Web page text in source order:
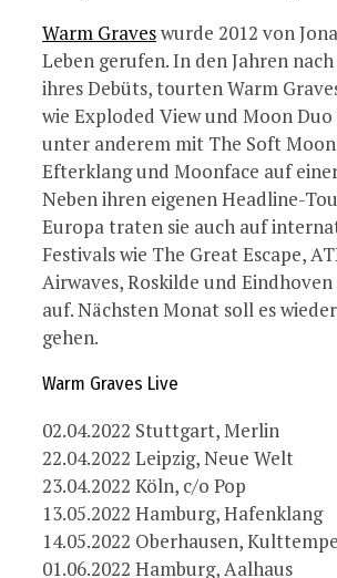
Warm Graveswurde 2012 von
Leben gerufen. In den Jahren
ihres Debüts, tourten Warm
wie Exploded View und Moon
unter anderem mit The Soft
Efterklang und Moonface auf
Neben ihren eigenen Headline-
Europa traten sie auch auf
Festivals wie The Great Escape,
Airwaves, Roskilde und Eindhoven
auf. Nächsten Monat soll es
gehen.
Warm Graves Live
02.04.2022 Stuttgart, Merlin
22.04.2022 Leipzig, Neue Welt
23.04.2022 Köln, c/o Pop
13.05.2022 Hamburg, Hafenklang
14.05.2022 Oberhausen,
01.06.2022 Hamburg, Aalhaus